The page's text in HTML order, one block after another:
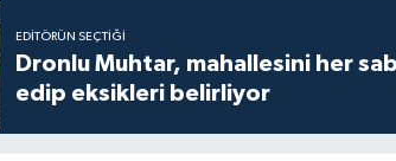
EDITÖRÜN SEÇTIĞI
Dronlu Muhtar, mahallesini her
edip eksikleri belirliyor